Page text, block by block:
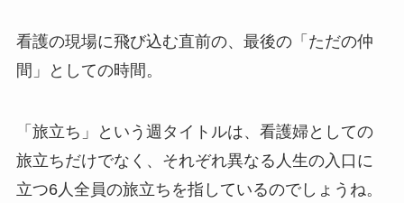
看護の現場に飛び込む直前の、最後の「ただの仲
間」としての時間。
「旅立ち」という週タイトルは、看護婦としての
旅立ちだけでなく、それぞれ異なる人生の入口に
立つ6人全員の旅立ちを指しているのでしょうね。